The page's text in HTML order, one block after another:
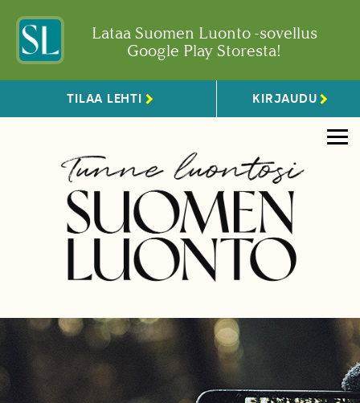
Lataa Suomen Luonto -sovellus
Google Play Storesta!
TILAA LEHTI KIRJAUDU